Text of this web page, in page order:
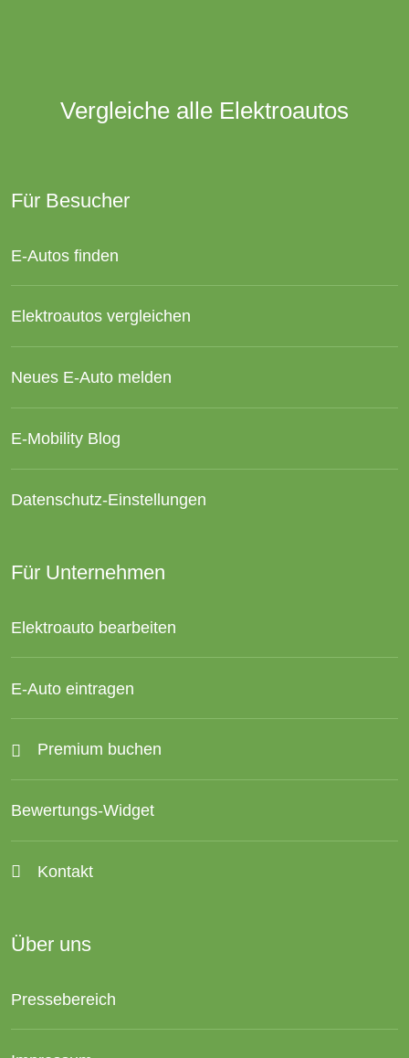
Vergleiche alle Elektroautos
Für Besucher
E-Autos finden
Elektroautos vergleichen
Neues E-Auto melden
E-Mobility Blog
Datenschutz-Einstellungen
Für Unternehmen
Elektroauto bearbeiten
E-Auto eintragen
Premium buchen
Bewertungs-Widget
Kontakt
Über uns
Pressebereich